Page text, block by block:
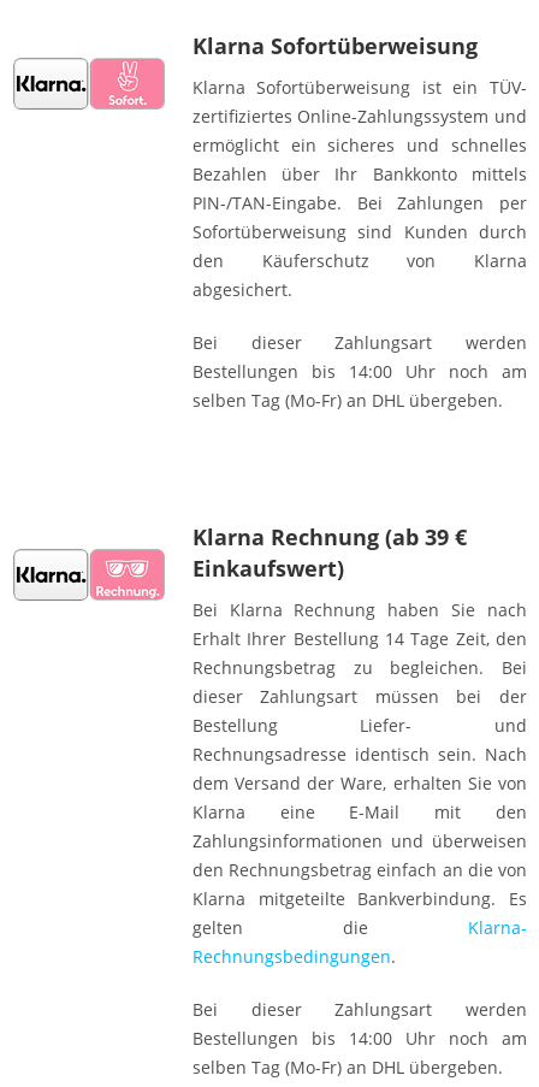
Klarna Sofortüberweisung
Klarna Sofortüberweisung ist ein TÜV-
zertifiziertes Online-Zahlungssystem und
ermöglicht ein sicheres und schnelles
Bezahlen über Ihr Bankkonto mittels
PIN-/TAN-Eingabe. Bei Zahlungen per
Sofortüberweisung sind Kunden durch
den Käuferschutz von Klarna
abgesichert.
Bei dieser Zahlungsart werden
Bestellungen bis 14:00 Uhr noch am
selben Tag (Mo-Fr) an DHL übergeben.
Klarna Rechnung (ab 39 €
Einkaufswert)
Bei Klarna Rechnung haben Sie nach
Erhalt Ihrer Bestellung 14 Tage Zeit, den
Rechnungsbetrag zu begleichen. Bei
dieser Zahlungsart müssen bei der
Bestellung Liefer- und
Rechnungsadresse identisch sein. Nach
dem Versand der Ware, erhalten Sie von
Klarna eine E-Mail mit den
Zahlungsinformationen und überweisen
den Rechnungsbetrag einfach an die von
Klarna mitgeteilte Bankverbindung. Es
gelten die Klarna-
Rechnungsbedingungen.
Bei dieser Zahlungsart werden
Bestellungen bis 14:00 Uhr noch am
selben Tag (Mo-Fr) an DHL übergeben.